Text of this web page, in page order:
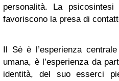
personalità. La
favoriscono la presa di
Il Sè è l’esperienza
umana, è l’esperienza da
identità, del suo esserci